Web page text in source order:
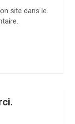
site dans le